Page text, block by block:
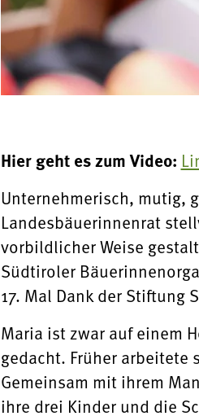
Hier geht es zum Video:
Unternehmerisch, mutig,
Landesbäuerinnenrat
vorbildlicher Weise
Südtiroler
17. Mal Dank der Stiftung
Maria ist zwar auf einem
gedacht. Früher
Gemeinsam mit ihrem
ihre drei Kinder und die